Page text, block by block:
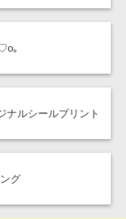
｡
ナルシールプリント
グ